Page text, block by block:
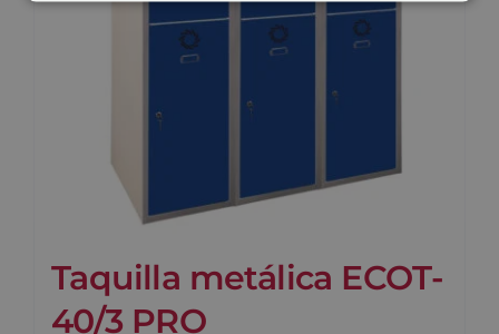
Taquilla metálica ECOT-
40/3 PRO